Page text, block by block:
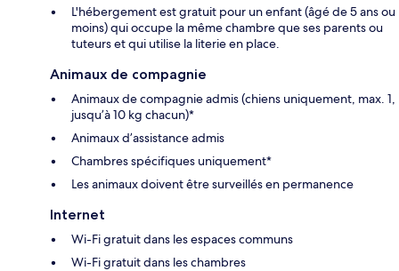
L'hébergement est gratuit pour un enfant (âgé de 5 ans ou
moins) qui occupe la même chambre que ses parents ou
tuteurs et qui utilise la literie en place.
Animaux de compagnie
Animaux de compagnie admis (chiens uniquement, max. 1,
jusqu’à 10 kg chacun)*
Animaux d’assistance admis
Chambres spécifiques uniquement*
Les animaux doivent être surveillés en permanence
Internet
Wi-Fi gratuit dans les espaces communs
Wi-Fi gratuit dans les chambres